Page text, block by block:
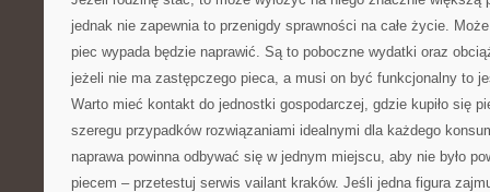
jednak nie zapewnia to przenigdy sprawności na całe życie.
piec wypada będzie naprawić. Są to poboczne wydatki oraz
jeżeli nie ma zastępczego pieca, a musi on być funkcjonalny to
Warto mieć kontakt do jednostki gospodarczej, gdzie kupiło się
szeregu przypadków rozwiązaniami idealnymi dla każdego
naprawa powinna odbywać się w jednym miejscu, aby nie było
piecem – przetestuj serwis vailant kraków. Jeśli jedna figura